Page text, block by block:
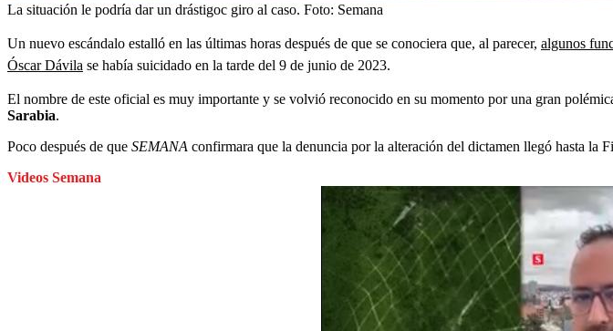
La situación le podría dar un drástigoc giro al caso. Foto: Semana
Un nuevo escándalo estalló en las últimas horas después de que se conociera que, al parecer, algunos
Óscar Dávila se había suicidado en la tarde del 9 de junio de 2023.
El nombre de este oficial es muy importante y se volvió reconocido en su momento por una gran
Sarabia.
Poco después de que SEMANA confirmara que la denuncia por la alteración del dictamen llegó hasta la
Videos Semana